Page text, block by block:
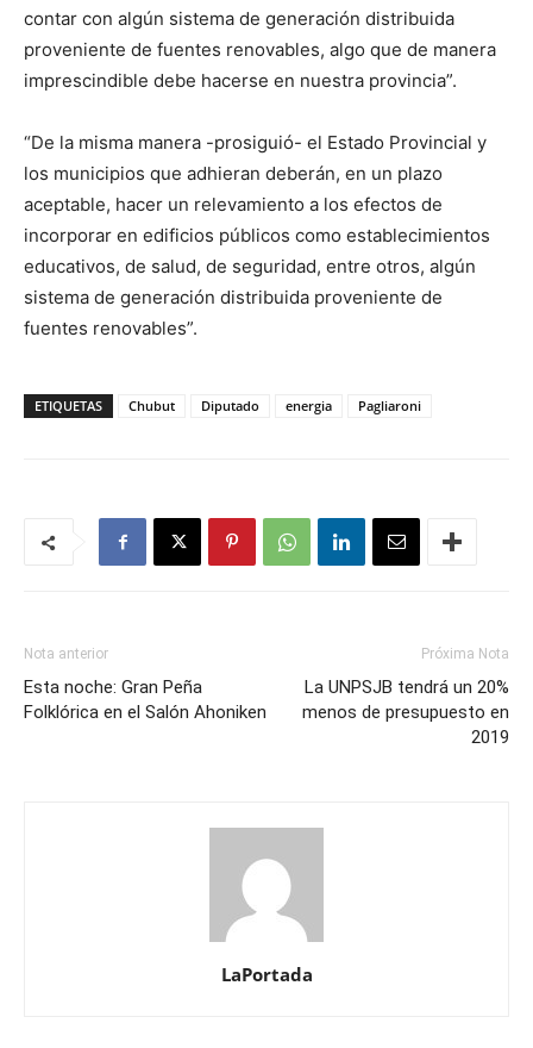
contar con algún sistema de generación distribuida
proveniente de fuentes renovables, algo que de manera
imprescindible debe hacerse en nuestra provincia”.
“De la misma manera -prosiguió- el Estado Provincial y
los municipios que adhieran deberán, en un plazo
aceptable, hacer un relevamiento a los efectos de
incorporar en edificios públicos como establecimientos
educativos, de salud, de seguridad, entre otros, algún
sistema de generación distribuida proveniente de
fuentes renovables”.
ETIQUETAS Chubut Diputado energia Pagliaroni
Nota anterior
Esta noche: Gran Peña
Folklórica en el Salón Ahoniken
Próxima Nota
La UNPSJB tendrá un 20%
menos de presupuesto en
2019
LaPortada